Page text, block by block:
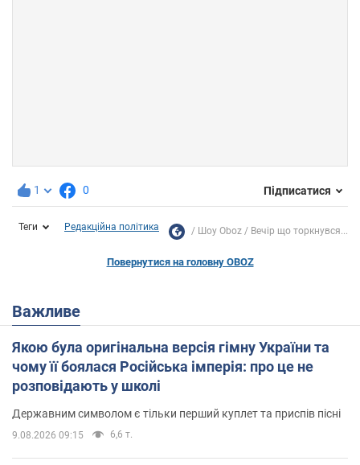
1 0 Підписатися
Теги Редакційна політика Шоу Oboz Вечір що торкнувся...
Повернутися на головну OBOZ
Важливе
Якою була оригінальна версія гімну України та
чому її боялася Російська імперія: про це не
розповідають у школі
Державним символом є тільки перший куплет та приспів пісні
9.08.2026 09:15 6,6 т.